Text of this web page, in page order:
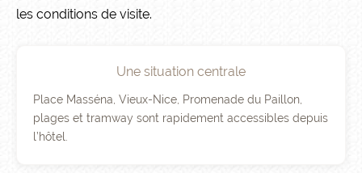
les conditions de visite.
Une situation centrale
Place Masséna, Vieux-Nice, Promenade du Paillon,
plages et tramway sont rapidement accessibles depuis
l’hôtel.